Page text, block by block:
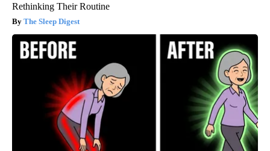
Rethinking Their Routine
The Sleep Digest